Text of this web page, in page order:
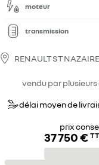
moteur
transmission
RENAULT ST
vendu par
délai moyen de
prix
37 750 €